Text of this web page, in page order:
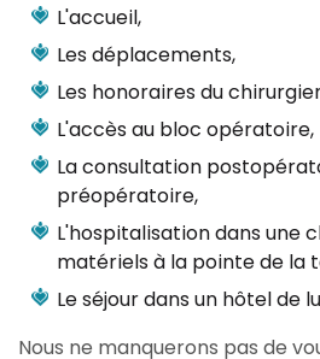
L'accueil,
Les déplacements,
Les honoraires du
L'accès au bloc opératoire,
La consultation
préopératoire,
L'hospitalisation dans une
matériels à la pointe de la
Le séjour dans un hôtel de
Nous ne manquerons pas de